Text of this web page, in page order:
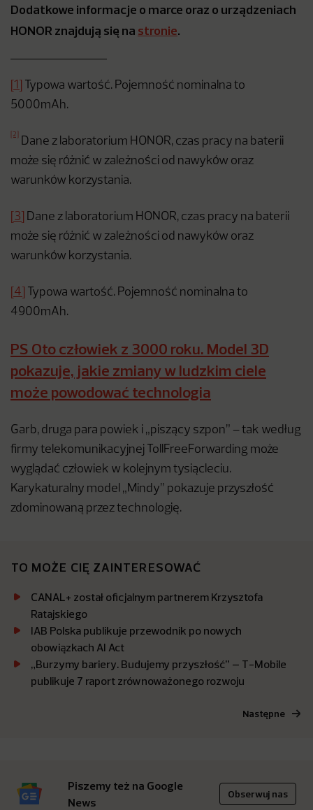
Dodatkowe informacje o marce oraz o urządzeniach
HONOR znajdują się na stronie.
[1]
Typowa wartość. Pojemność nominalna to
5000mAh.
[2]
Dane z laboratorium HONOR, czas pracy na baterii
może się różnić w zależności od nawyków oraz
warunków korzystania.
[3]
Dane z laboratorium HONOR, czas pracy na baterii
może się różnić w zależności od nawyków oraz
warunków korzystania.
[4]
Typowa wartość. Pojemność nominalna to
4900mAh.
PS Oto człowiek z 3000 roku. Model 3D
pokazuje, jakie zmiany w ludzkim ciele
może powodować technologia
Garb, druga para powiek i „piszący szpon” – tak według
firmy telekomunikacyjnej TollFreeForwarding może
wyglądać człowiek w kolejnym tysiącleciu.
Karykaturalny model „Mindy” pokazuje przyszłość
zdominowaną przez technologię.
TO MOŻE CIĘ ZAINTERESOWAĆ
CANAL+ został oficjalnym partnerem Krzysztofa
Ratajskiego
IAB Polska publikuje przewodnik po nowych
obowiązkach AI Act
„Burzymy bariery. Budujemy przyszłość” – T-Mobile
publikuje 7 raport zrównoważonego rozwoju
Następne
Piszemy też na Google
News
Obserwuj nas